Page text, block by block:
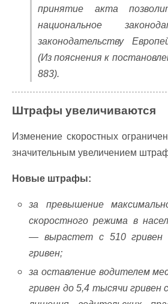
принятие акта
национальное
законодательству
(Из пояснения к
883).
Штрафы увеличиваются
Изменение скоростных
значительным увеличением
Новые штрафы:
за превышение
скоростного режима в
— вырастет с 510 гривен
гривен;
за оставление водителем
гривен до 5,4 тысячи гривен